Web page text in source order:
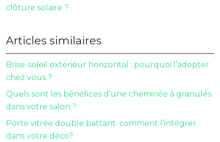
clôture solaire ?
Articles similaires
Brise-soleil extérieur horizontal : pourquoi l’adopter
chez vous ?
Quels sont les bénéfices d’une cheminée à granulés
dans votre salon ?
Porte vitrée double battant: comment l’intégrer
dans votre déco?